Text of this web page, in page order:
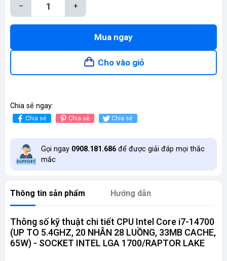
– +
Mua ngay
Cho vào giỏ
Chia sẻ ngay:
Chia sẻ Chia sẻ Chia sẻ
Gọi ngay 0908.181.686 để được giải đáp mọi thắc
mắc
Thông tin sản phẩm Hướng dẫn
Thông số kỹ thuật chi tiết CPU Intel Core i7-14700
(UP TO 5.4GHZ, 20 NHÂN 28 LUỒNG, 33MB CACHE,
65W) - SOCKET INTEL LGA 1700/RAPTOR LAKE